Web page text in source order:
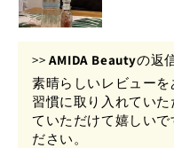
>> AMIDA Beautyの返
素晴らしいレビュー
習慣に取り入れてい
ていただけて嬉しい
ださい。